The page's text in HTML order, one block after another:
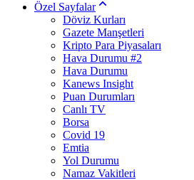
Özel Sayfalar
Döviz Kurları
Gazete Manşetleri
Kripto Para Piyasaları
Hava Durumu #2
Hava Durumu
Kanews Insight
Puan Durumları
Canlı TV
Borsa
Covid 19
Emtia
Yol Durumu
Namaz Vakitleri